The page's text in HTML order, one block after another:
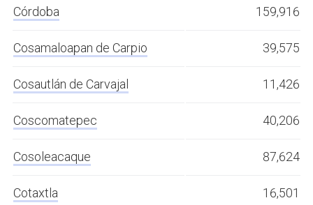
Córdoba 159,916
Cosamaloapan de Carpio 39,575
Cosautlán de Carvajal 11,426
Coscomatepec 40,206
Cosoleacaque 87,624
Cotaxtla 16,501